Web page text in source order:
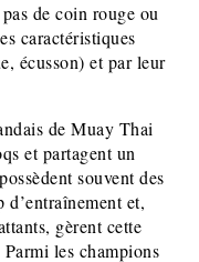
de coin rouge ou
caractéristiques
écusson) et par leur
de Muay Thai
et partagent un
souvent des
d’entraînement et,
gèrent cette
les champions